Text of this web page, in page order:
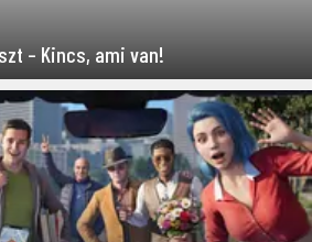
– Kincs, ami van!